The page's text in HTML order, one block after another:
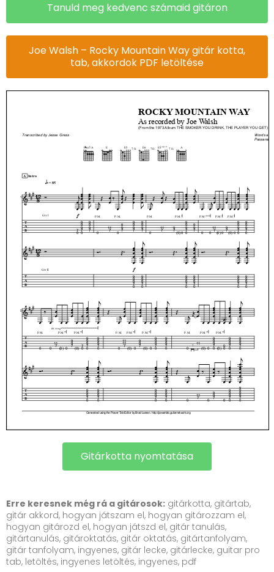
Tanuld meg kedvenc számaid gitáron
Joe Walsh – Rocky Mountain Way gitár kotta,
tab, akkordok PDF letöltése
Gitárkotta nyomtatása
Erre keresnek még rá a gitárosok: gitárkotta, gitártab,
gitár akkord, hogyan játszam el, hogyan gitározzam el,
hogyan gitározd el, hogyan játszd el, gitár tanulás,
gitártanulás, gitároktatás, gitár oktatás, gitártanfolyam,
gitár tanfolyam, ingyenes, gitár lecke, gitárlecke, guitar pro
tab, letöltés, ingyenes letöltés, ingyenes, pdf